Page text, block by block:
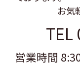
お気
TEL
営業時間